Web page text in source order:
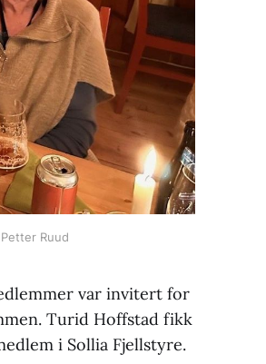
Ruud
var invitert for
Turid Hoffstad fikk
i Sollia Fjellstyre.